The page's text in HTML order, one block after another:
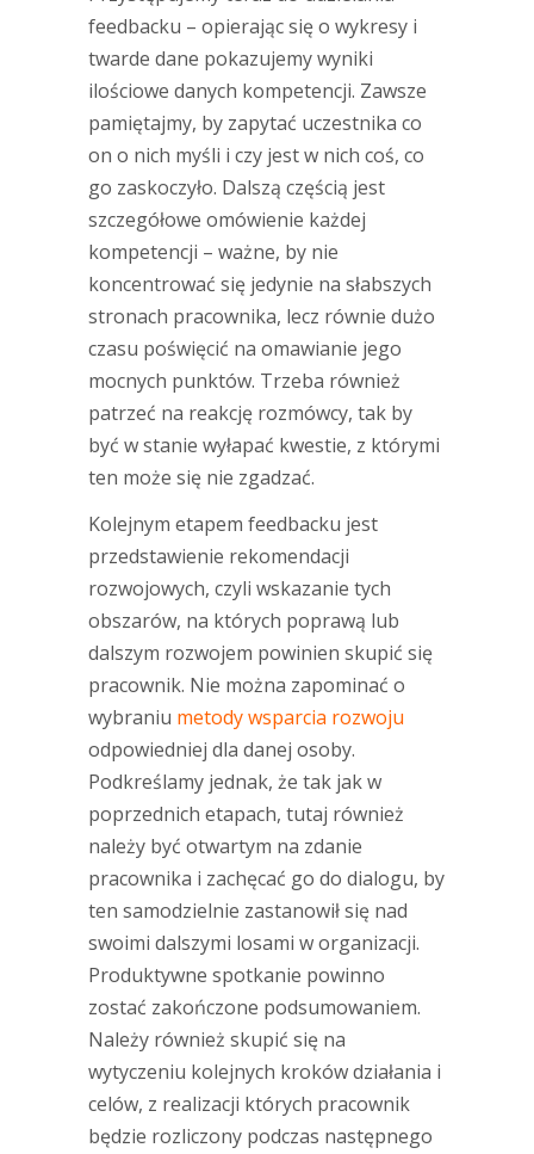
feedbacku – opierając się o wykresy i
twarde dane pokazujemy wyniki
ilościowe danych kompetencji. Zawsze
pamiętajmy, by zapytać uczestnika co
on o nich myśli i czy jest w nich coś, co
go zaskoczyło. Dalszą częścią jest
szczegółowe omówienie każdej
kompetencji – ważne, by nie
koncentrować się jedynie na słabszych
stronach pracownika, lecz równie dużo
czasu poświęcić na omawianie jego
mocnych punktów. Trzeba również
patrzeć na reakcję rozmówcy, tak by
być w stanie wyłapać kwestie, z którymi
ten może się nie zgadzać.
Kolejnym etapem feedbacku jest
przedstawienie rekomendacji
rozwojowych, czyli wskazanie tych
obszarów, na których poprawą lub
dalszym rozwojem powinien skupić się
pracownik. Nie można zapominać o
wybraniu metody wsparcia rozwoju
odpowiedniej dla danej osoby.
Podkreślamy jednak, że tak jak w
poprzednich etapach, tutaj również
należy być otwartym na zdanie
pracownika i zachęcać go do dialogu, by
ten samodzielnie zastanowił się nad
swoimi dalszymi losami w organizacji.
Produktywne spotkanie powinno
zostać zakończone podsumowaniem.
Należy również skupić się na
wytyczeniu kolejnych kroków działania i
celów, z realizacji których pracownik
będzie rozliczony podczas następnego